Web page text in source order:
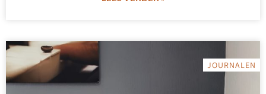
JOURNALEN